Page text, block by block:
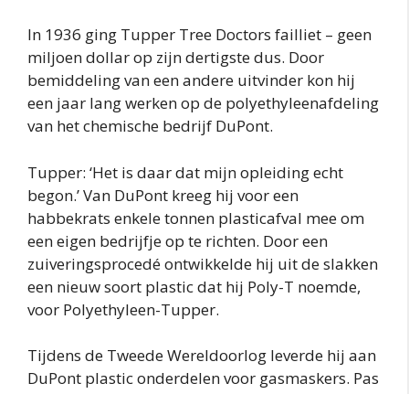
In 1936 ging Tupper Tree Doctors failliet – geen
miljoen dollar op zijn dertigste dus. Door
bemiddeling van een andere uitvinder kon hij
een jaar lang werken op de polyethyleenafdeling
van het chemische bedrijf DuPont.
Tupper: ‘Het is daar dat mijn opleiding echt
begon.’ Van DuPont kreeg hij voor een
habbekrats enkele tonnen plasticafval mee om
een eigen bedrijfje op te richten. Door een
zuiveringsprocedé ontwikkelde hij uit de slakken
een nieuw soort plastic dat hij Poly-T noemde,
voor Polyethyleen-Tupper.
Tijdens de Tweede Wereldoorlog leverde hij aan
DuPont plastic onderdelen voor gasmaskers. Pas